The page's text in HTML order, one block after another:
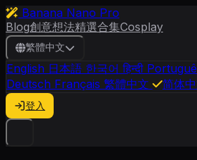
Banana Nano Pro
Blog創意想法精選合集Cosplay
繁體中文
English 日本語 한국어 हिन्दी
Deutsch Français 繁體中文 简体
登入